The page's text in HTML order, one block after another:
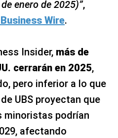
enero de 2025)”,
Wire.
Insider, más de
cerrarán en 2025,
pero inferior a lo que
UBS proyectan que
minoristas podrían
afectando